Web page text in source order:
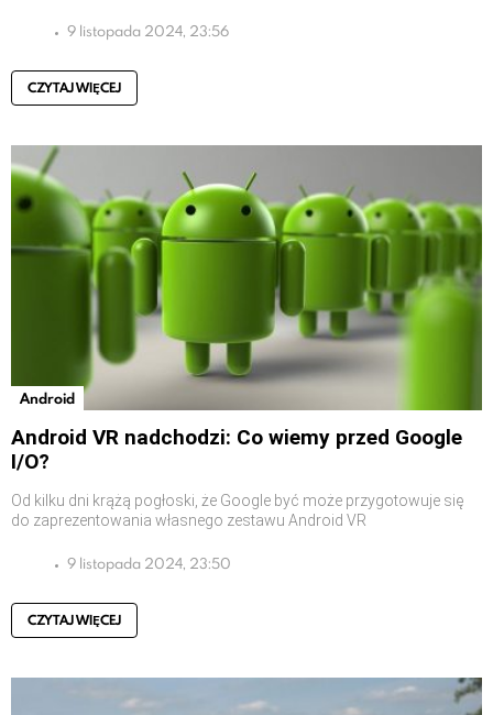
9 listopada 2024, 23:56
CZYTAJ WIĘCEJ
Android
Android VR nadchodzi: Co wiemy przed Google
I/O?
Od kilku dni krążą pogłoski, że Google być może przygotowuje się
do zaprezentowania własnego zestawu Android VR
9 listopada 2024, 23:50
CZYTAJ WIĘCEJ